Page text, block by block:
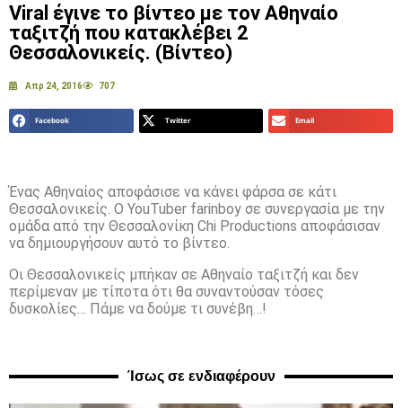
Viral έγινε το βίντεο με τον Αθηναίο
ταξιτζή που κατακλέβει 2
Θεσσαλονικείς. (Βίντεο)
Απρ 24, 2016 707
Facebook Twitter Email
Ένας Αθηναίος αποφάσισε να κάνει φάρσα σε κάτι
Θεσσαλονικείς. Ο YouTuber farinboy σε συνεργασία με την
ομάδα από την Θεσσαλονίκη Chi Productions αποφάσισαν
να δημιουργήσουν αυτό το βίντεο.
Οι Θεσσαλονικείς μπήκαν σε Αθηναίο ταξιτζή και δεν
περίμεναν με τίποτα ότι θα συναντούσαν τόσες
δυσκολίες… Πάμε να δούμε τι συνέβη…!
Ίσως σε ενδιαφέρουν